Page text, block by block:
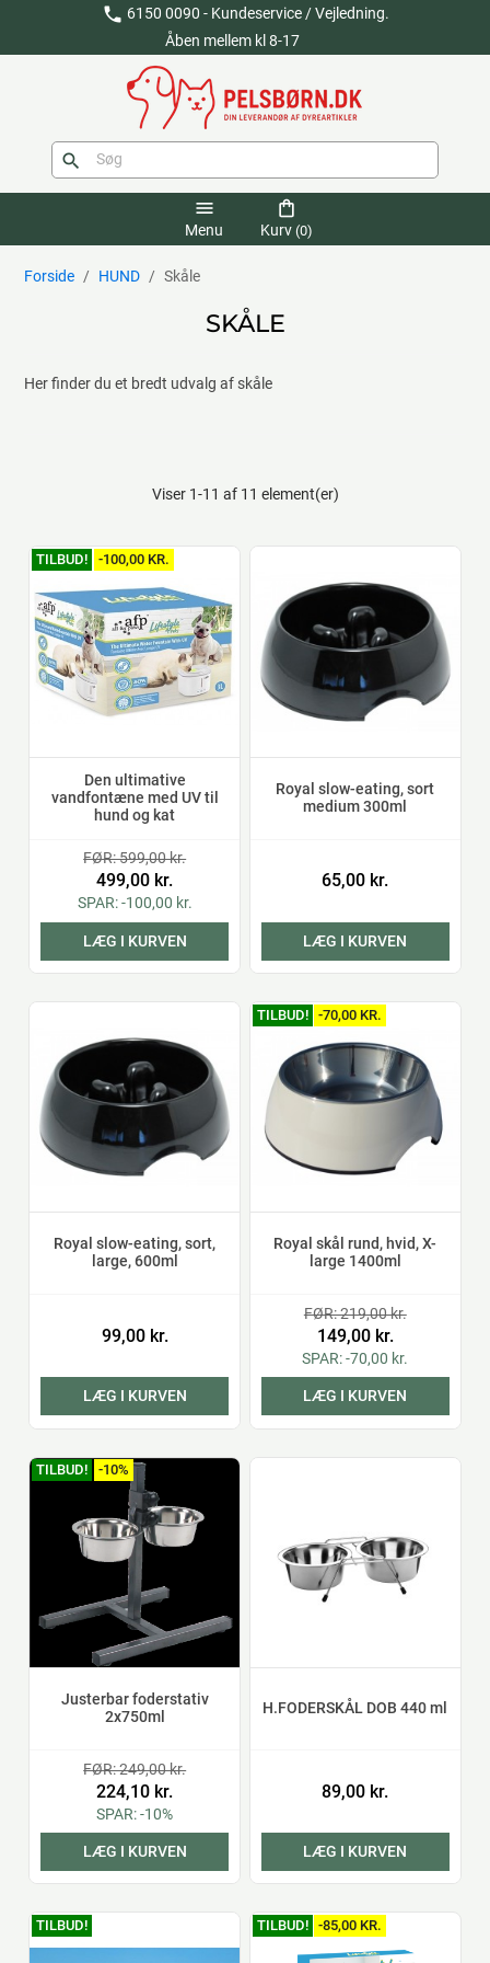
phone 6150 0090 - Kundeservice / Vejledning.
Åben mellem kl 8-17
search
menu
Menu
shopping_bag
Kurv (0)
Forside HUND Skåle
SKÅLE
Her finder du et bredt udvalg af skåle
Viser 1-11 af 11 element(er)
Den ultimative
vandfontæne med UV til
hund og kat
FØR: 599,00 kr.
499,00 kr.
SPAR: -100,00 kr.
LÆG I KURVEN
TILBUD! -100,00 KR.
Royal slow-eating, sort
medium 300ml
65,00 kr.
LÆG I KURVEN
Royal slow-eating, sort,
large, 600ml
99,00 kr.
LÆG I KURVEN
Royal skål rund, hvid, X-
large 1400ml
FØR: 219,00 kr.
149,00 kr.
SPAR: -70,00 kr.
LÆG I KURVEN
TILBUD! -70,00 KR.
Justerbar foderstativ
2x750ml
FØR: 249,00 kr.
224,10 kr.
SPAR: -10%
LÆG I KURVEN
TILBUD! -10%
H.FODERSKÅL DOB 440 ml
89,00 kr.
LÆG I KURVEN
TILBUD! TILBUD! -85,00 KR.